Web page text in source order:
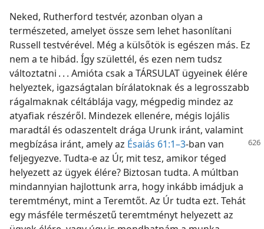
Neked, Rutherford testvér, azonban olyan a
természeted, amelyet össze sem lehet hasonlítani
Russell testvérével. Még a külsőtök is egészen más. Ez
nem a te hibád. Így születtél, és ezen nem tudsz
változtatni . . . Amióta csak a TÁRSULAT ügyeinek élére
helyeztek, igazságtalan bírálatoknak és a legrosszabb
rágalmaknak céltáblája vagy, mégpedig mindez az
atyafiak részéről. Mindezek ellenére, mégis lojális
maradtál és odaszentelt drága Urunk iránt, valamint
megbízása iránt, amely az Ésaiás 61:1–3-ban van
feljegyezve. Tudta-e az Úr, mit tesz, amikor téged
helyezett az ügyek élére? Biztosan tudta. A múltban
mindannyian hajlottunk arra, hogy inkább imádjuk a
teremtményt, mint a Teremtőt. Az Úr tudta ezt. Tehát
egy másféle természetű teremtményt helyezett az